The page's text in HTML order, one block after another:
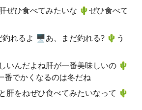
ぜひ食べてみたいな 🌵️ぜひ食べて
れるよ 🖥あ、まだ釣れる? 🌵️う
いんだよね肝が一番美味しいの 🌵️
番でかくなるのは冬だね
肝をねぜひ食べてみたいなって 🌵️